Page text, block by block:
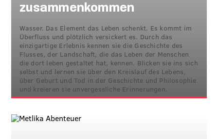
zusammenkommen
Wasser. Das Element das Leben schenkt. Es kommt im
Überfluss und plötzlich versickert es. Durch das
einzigartige Erlebnis kennen sie die Geschichte des
Flusses, der Landschaft, die das Leben der Menschen
die dort leben gestaltet hat, kennen. Blicken sie ins sich
selbst und lernen sie über den Kreislauf des Lebens,
über Geburt und Tod in der Geschichte und Philosophie
und kreieren sie unvergessliche Erinnerungen.